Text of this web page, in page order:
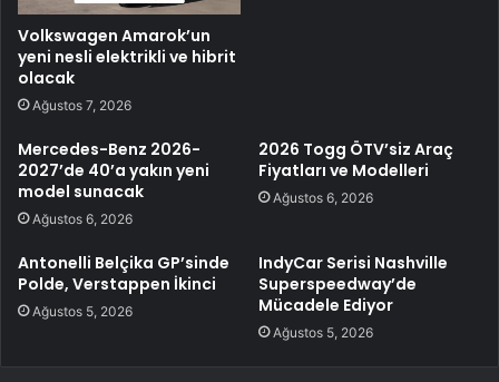
Volkswagen Amarok’un
yeni nesli elektrikli ve hibrit
olacak
Ağustos 7, 2026
Mercedes-Benz 2026-
2027’de 40’a yakın yeni
model sunacak
Ağustos 6, 2026
2026 Togg ÖTV’siz Araç
Fiyatları ve Modelleri
Ağustos 6, 2026
Antonelli Belçika GP’sinde
Polde, Verstappen İkinci
Ağustos 5, 2026
IndyCar Serisi Nashville
Superspeedway’de
Mücadele Ediyor
Ağustos 5, 2026